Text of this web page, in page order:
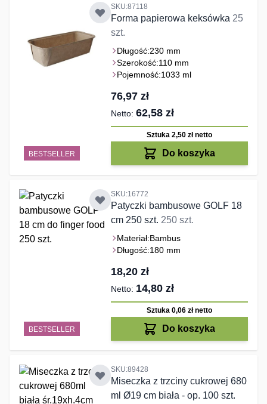
BESTSELLER
SKU:87118
Forma papierowa keksówka 25
szt.
Długość:230 mm
Szerokość:110 mm
Pojemność:1033 ml
76,97 zł
62,58 zł
Sztuka 2,50 złnetto
Do koszyka
BESTSELLER
SKU:16772
Patyczki bambusowe GOLF 18
cm 250 szt. 250 szt.
Materiał:Bambus
Długość:180 mm
18,20 zł
14,80 zł
Sztuka 0,06 złnetto
Do koszyka
SKU:89428
Miseczka z trzciny cukrowej 680
ml Ø19 cm biała - op. 100 szt.